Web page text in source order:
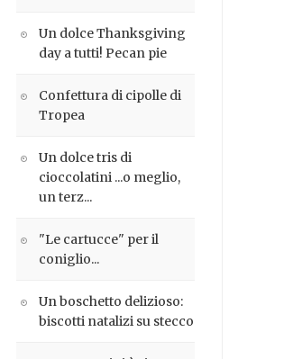
Un dolce Thanksgiving
day a tutti! Pecan pie
Confettura di cipolle di
Tropea
Un dolce tris di
cioccolatini ...o meglio,
un terz...
"Le cartucce" per il
coniglio...
Un boschetto delizioso:
biscotti natalizi su stecco